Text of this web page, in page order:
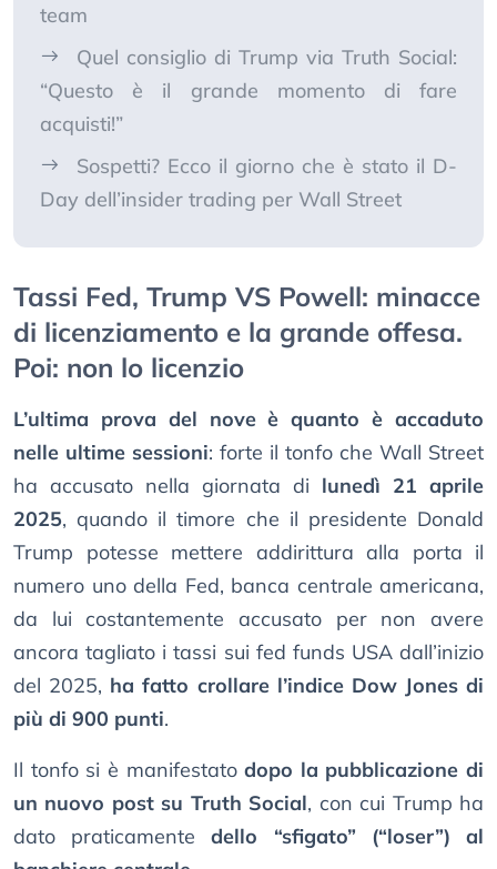
team
Quel consiglio di Trump via Truth Social:
“Questo è il grande momento di fare
acquisti!”
Sospetti? Ecco il giorno che è stato il D-
Day dell’insider trading per Wall Street
Tassi Fed, Trump VS Powell: minacce
di licenziamento e la grande offesa.
Poi: non lo licenzio
L’ultima prova del nove è quanto è accaduto
nelle ultime sessioni: forte il tonfo che Wall Street
ha accusato nella giornata di lunedì 21 aprile
2025, quando il timore che il presidente Donald
Trump potesse mettere addirittura alla porta il
numero uno della Fed, banca centrale americana,
da lui costantemente accusato per non avere
ancora tagliato i tassi sui fed funds USA dall’inizio
del 2025, ha fatto crollare l’indice Dow Jones di
più di 900 punti.
Il tonfo si è manifestatodopo la pubblicazione di
un nuovo post su Truth Social, con cui Trump ha
dato praticamentedello “sfigato” (“loser”) al